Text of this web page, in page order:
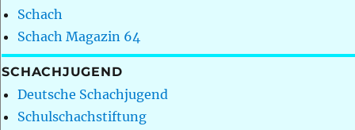
Schach
Schach Magazin 64
SCHACHJUGEND
Deutsche Schachjugend
Schulschachstiftung